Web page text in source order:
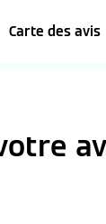
Carte des avis